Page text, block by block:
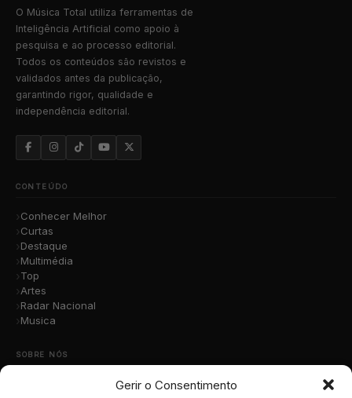
Gerir o Consentimento
O Música Total utiliza ferramentas de
Inteligência Artificial como apoio à
pesquisa e ao processo editorial.
Todos os conteúdos são revistos e
validados antes da publicação,
garantindo rigor, qualidade e
independência editorial.
CONTEÚDO
Conhecer Melhor
Curtas
Destaque
Multimédia
Top
Artes
Radar Nacional
Musica
SOBRE NÓS